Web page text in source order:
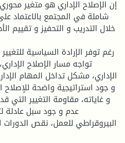
شاملة في المجتمع بالاعتماد
خلال التدريب و التحفيز و تقييم
تواجه مسار الإصلاح
الإداري، مشكل تداخل المهام
و جود استراتيجية واضحة
و غاياته، مقاومة التغيير التي
عدم و جود سبل عادلة
البيروقراطي للعمل، نقص الدورات